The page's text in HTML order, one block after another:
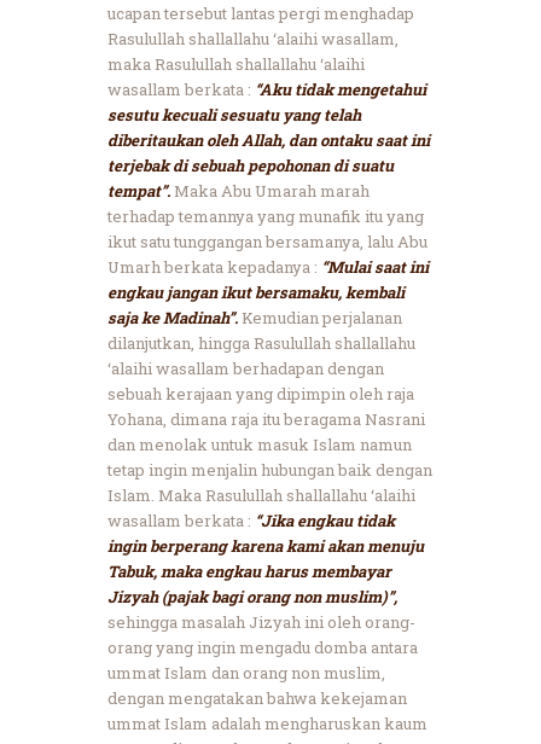
ucapan tersebut lantas pergi menghadap
Rasulullah shallallahu ‘alaihi wasallam,
maka Rasulullah shallallahu ‘alaihi
wasallam berkata : “Aku tidak mengetahui
sesutu kecuali sesuatu yang telah
diberitaukan oleh Allah, dan ontaku saat ini
terjebak di sebuah pepohonan di suatu
tempat”.Maka Abu Umarah marah
terhadap temannya yang munafik itu yang
ikut satu tunggangan bersamanya, lalu Abu
Umarh berkata kepadanya : “Mulai saat ini
engkau jangan ikut bersamaku, kembali
saja ke Madinah”.Kemudian perjalanan
dilanjutkan, hingga Rasulullah shallallahu
‘alaihi wasallam berhadapan dengan
sebuah kerajaan yang dipimpin oleh raja
Yohana, dimana raja itu beragama Nasrani
dan menolak untuk masuk Islam namun
tetap ingin menjalin hubungan baik dengan
Islam. Maka Rasulullah shallallahu ‘alaihi
wasallam berkata : “Jika engkau tidak
ingin berperang karena kami akan menuju
Tabuk, maka engkau harus membayar
Jizyah (pajak bagi orang non muslim)”,
sehingga masalah Jizyah ini oleh orang-
orang yang ingin mengadu domba antara
ummat Islam dan orang non muslim,
dengan mengatakan bahwa kekejaman
ummat Islam adalah mengharuskan kaum